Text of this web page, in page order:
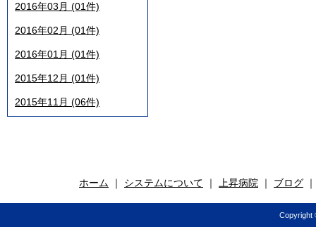
2016年03月 (01件)
2016年02月 (01件)
2016年01月 (01件)
2015年12月 (01件)
2015年11月 (06件)
ホーム ｜ システムについて ｜ 上昇病院 ｜ ブログ
Copyright